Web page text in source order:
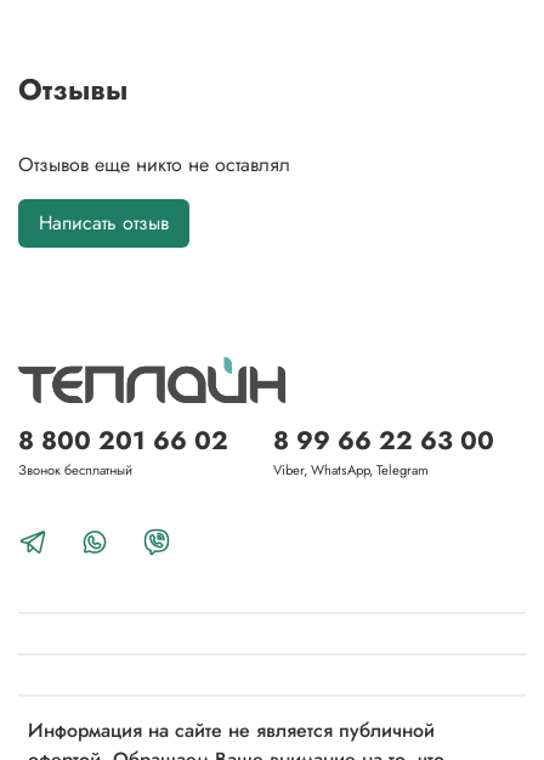
Отзывы
Отзывов еще никто не оставлял
Написать отзыв
Информация на сайте не является публичной
8 800 201 66 02
Звонок бесплатный
8 99 66 22 63 00
Viber, WhatsApp, Telegram